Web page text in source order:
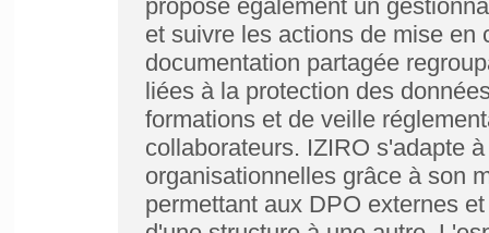
propose également un
et suivre les actions de mise en
documentation partagée
liées à la protection des
formations et de veille
collaborateurs. IZIRO s'adapte
organisationnelles grâce à son
permettant aux DPO externes